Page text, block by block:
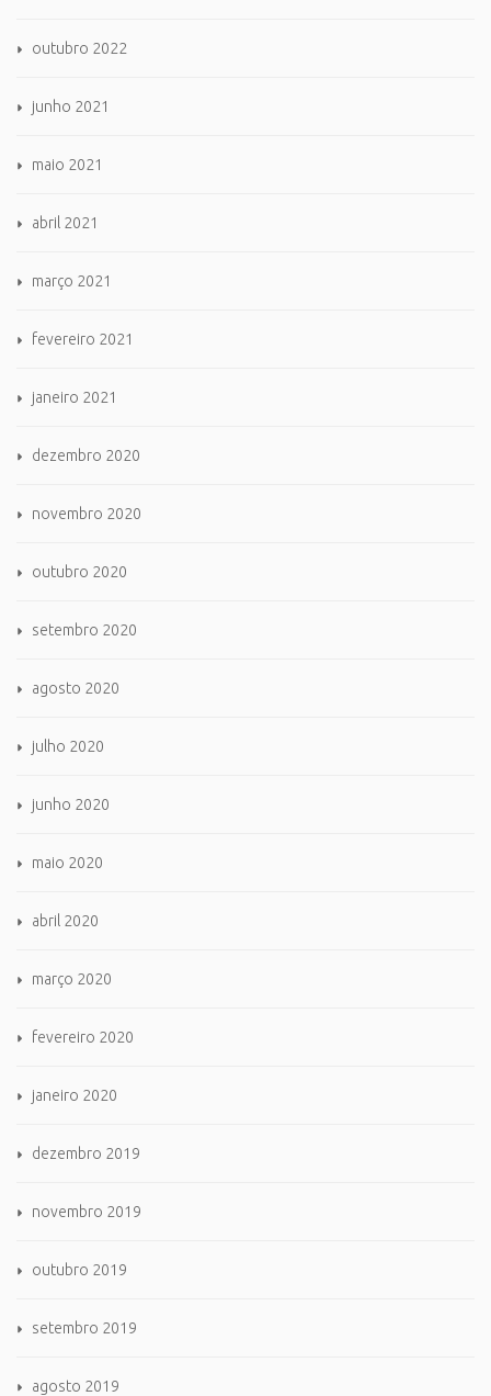
outubro 2022
junho 2021
maio 2021
abril 2021
março 2021
fevereiro 2021
janeiro 2021
dezembro 2020
novembro 2020
outubro 2020
setembro 2020
agosto 2020
julho 2020
junho 2020
maio 2020
abril 2020
março 2020
fevereiro 2020
janeiro 2020
dezembro 2019
novembro 2019
outubro 2019
setembro 2019
agosto 2019